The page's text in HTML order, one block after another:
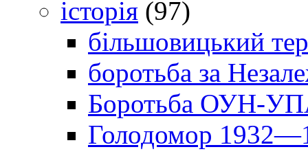
історія (97)
більшовицький
боротьба за
Боротьба ОУН-УПА
Голодомор